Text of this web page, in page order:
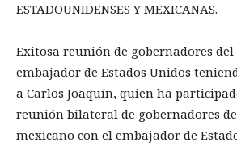
ESTADOUNIDENSES Y MEXICANAS.
Exitosa reunión de gobernadores del
embajador de Estados Unidos
a Carlos Joaquín, quien ha
reunión bilateral de gobernadores
mexicano con el embajador de